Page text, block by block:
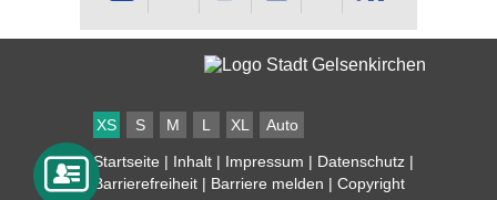
XS S M L XL Auto
Startseite | Inhalt | Impressum | Datenschutz |
Barrierefreiheit | Barriere melden | Copyright